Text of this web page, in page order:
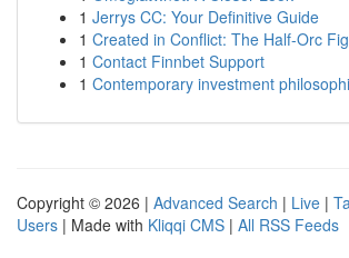
1 Jerrys CC: Your Definitive Guide
1 Created in Conflict: The Half-Orc
1 Contact Finnbet Support
1 Contemporary investment
Copyright © 2026 | Advanced Search | Live |
Users | Made with Kliqqi CMS | All RSS Feeds